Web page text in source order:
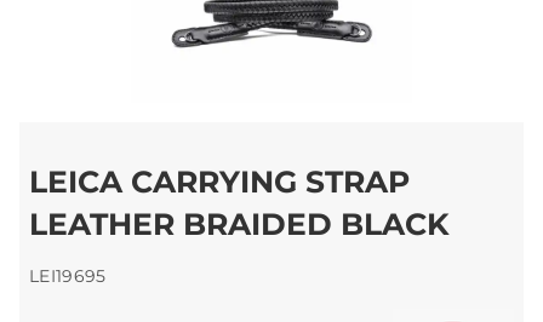
LEICA CARRYING STRAP
LEATHER BRAIDED BLACK
LEI19695